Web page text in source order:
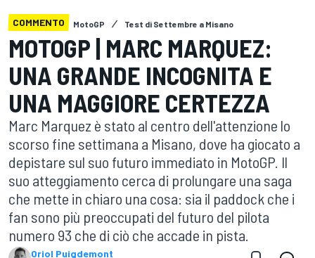
COMMENTO MotoGP Test di Settembre a Misano
MOTOGP | MARC MARQUEZ:
UNA GRANDE INCOGNITA E
UNA MAGGIORE CERTEZZA
Marc Marquez è stato al centro dell'attenzione lo
scorso fine settimana a Misano, dove ha giocato a
depistare sul suo futuro immediato in MotoGP. Il
suo atteggiamento cerca di prolungare una saga
che mette in chiaro una cosa: sia il paddock che i
fan sono più preoccupati del futuro del pilota
numero 93 che di ciò che accade in pista.
Oriol Puigdemont